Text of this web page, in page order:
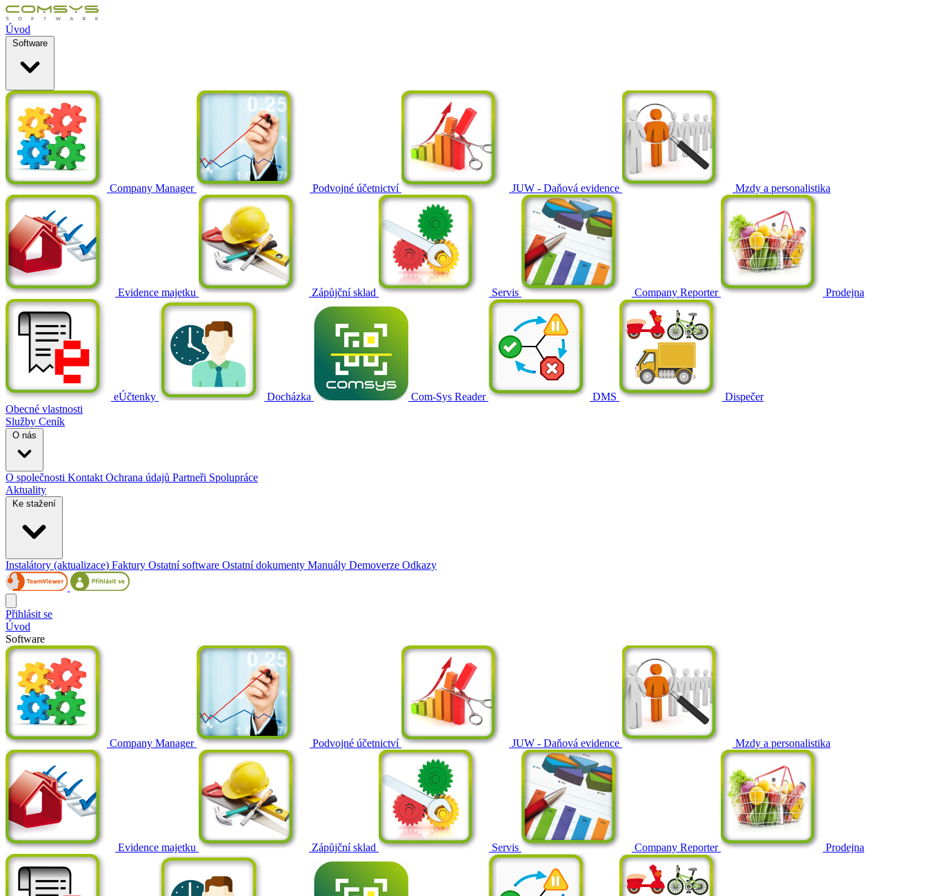
Úvod
Software
Company Manager Podvojné účetnictví JUW - Daňová evidence Mzdy a personalistika
Evidence majetku Zápůjční sklad Servis Company Reporter Prodejna
eÚčtenky Docházka Com-Sys Reader DMS
Dispečer
Obecné vlastnosti
Služby Ceník
O nás
O společnosti Kontakt Ochrana údajů Partneři Spolupráce
Aktuality
Ke stažení
Instalátory (aktualizace) Faktury Ostatní software Ostatní dokumenty Manuály Demoverze Odkazy
Přihlásit se
Úvod
Software
Company Manager Podvojné účetnictví JUW - Daňová evidence Mzdy a personalistika
Evidence majetku Zápůjční sklad Servis Company Reporter Prodejna